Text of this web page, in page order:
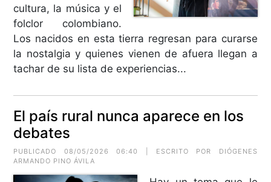
cultura, la música y el
folclor colombiano.
Los nacidos en esta tierra regresan para curarse
la nostalgia y quienes vienen de afuera llegan a
tachar de su lista de experiencias...
El país rural nunca aparece en los
debates
PUBLICADO 08/05/2026 06:40 | ESCRITO POR
DIÓGENES
ARMANDO PINO ÁVILA